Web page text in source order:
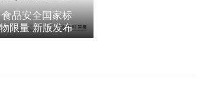
品安全国家标
限量 新版发布